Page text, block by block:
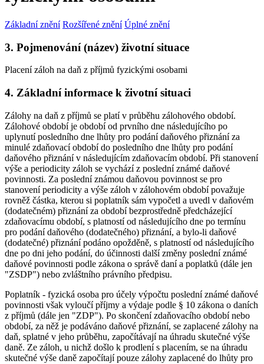
Základní znění Rozšířené znění Úplné znění
3. Pojmenování (název) životní situace
Placení záloh na daň z příjmů fyzickými osobami
4. Základní informace k životní situaci
Zálohy na daň z příjmů se platí v průběhu zálohového období.
Zálohové období je období od prvního dne následujícího po
uplynutí posledního dne lhůty pro podání daňového přiznání za
minulé zdaňovací období do posledního dne lhůty pro podání
daňového přiznání v následujícím zdaňovacím období. Při stanovení
výše a periodicity záloh se vychází z poslední známé daňové
povinnosti. Za poslední známou daňovou povinnost se pro
stanovení periodicity a výše záloh v zálohovém období považuje
rovněž částka, kterou si poplatník sám vypočetl a uvedl v daňovém
(dodatečném) přiznání za období bezprostředně předcházející
zdaňovacímu období, s platností od následujícího dne po termínu
pro podání daňového (dodatečného) přiznání, a bylo-li daňové
(dodatečné) přiznání podáno opožděně, s platností od následujícího
dne po dni jeho podání, do účinnosti další změny poslední známé
daňové povinnosti podle zákona o správě daní a poplatků (dále jen
"ZSDP") nebo zvláštního právního předpisu.
Poplatník - fyzická osoba pro účely výpočtu poslední známé daňové
povinnosti však vyloučí příjmy a výdaje podle § 10 zákona o daních
z příjmů (dále jen "ZDP"). Po skončení zdaňovacího období nebo
období, za něž je podáváno daňové přiznání, se zaplacené zálohy na
daň, splatné v jeho průběhu, započítávají na úhradu skutečné výše
daně. Ze záloh, u nichž došlo k prodlení s placením, se na úhradu
skutečné výše daně započítají pouze zálohy zaplacené do lhůty pro